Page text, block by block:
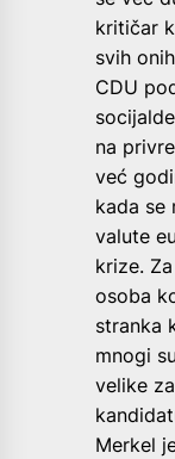
kritičar
svih
CDU
na
već
kada se
valute
krize.
osoba
stranka
mnogi
velike
Merkel